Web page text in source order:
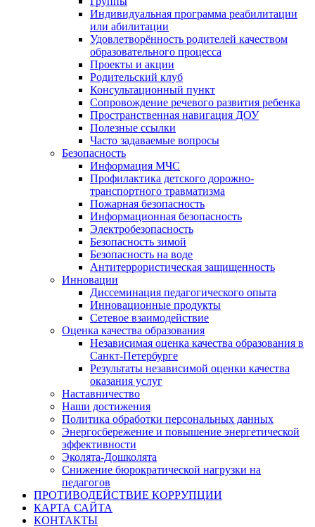
Индивидуальная программа реабилитации
или абилитации
Удовлетворённость родителей качеством
образовательного процесса
Проекты и акции
Родительский клуб
Консультационный пункт
Сопровождение речевого развития ребенка
Пространственная навигация ДОУ
Полезные ссылки
Часто задаваемые вопросы
Безопасность
Информация МЧС
Профилактика детского дорожно-
транспортного травматизма
Пожарная безопасность
Информационная безопасность
Электробезопасность
Безопасность зимой
Безопасность на воде
Антитеррористическая защищенность
Инновации
Диссеминация педагогического опыта
Инновационные продукты
Сетевое взаимодействие
Оценка качества образования
Независимая оценка качества образования в
Санкт-Петербурге
Результаты независимой оценки качества
оказания услуг
Наставничество
Наши достижения
Политика обработки персональных данных
Энергосбережение и повышение энергетической
эффективности
Эколята-Дошколята
Снижение бюрократической нагрузки на
педагогов
ПРОТИВОДЕЙСТВИЕ КОРРУПЦИИ
КАРТА САЙТА
КОНТАКТЫ